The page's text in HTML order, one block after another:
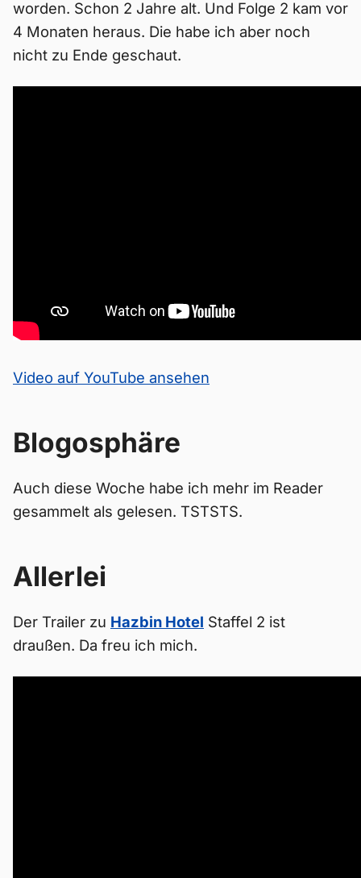
worden. Schon 2 Jahre alt. Und Folge 2 kam vor
4 Monaten heraus. Die habe ich aber noch
nicht zu Ende geschaut.
Video auf YouTube ansehen
Blogosphäre
Auch diese Woche habe ich mehr im Reader
gesammelt als gelesen. TSTSTS.
Allerlei
Der Trailer zu Hazbin Hotel Staffel 2 ist
draußen. Da freu ich mich.